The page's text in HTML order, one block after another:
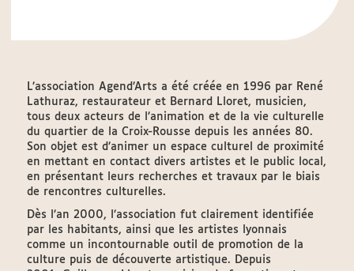
L’association Agend’Arts a été créée en 1996 par René
Lathuraz, restaurateur et Bernard Lloret, musicien,
tous deux acteurs de l’animation et de la vie culturelle
du quartier de la Croix-Rousse depuis les années 80.
Son objet est d’animer un espace culturel de proximité
en mettant en contact divers artistes et le public local,
en présentant leurs recherches et travaux par le biais
de rencontres culturelles.
Dès l’an 2000, l’association fut clairement identifiée
par les habitants, ainsi que les artistes lyonnais
comme un incontournable outil de promotion de la
culture puis de découverte artistique. Depuis